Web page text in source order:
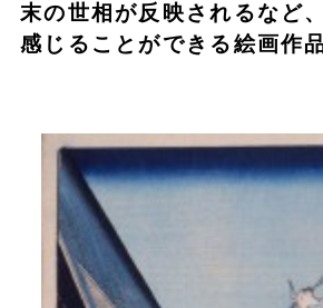
末の世相が反映されるなど
感じることができる絵画作